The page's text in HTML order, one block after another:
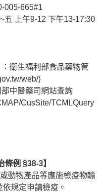
005-665#1
五 上午9-12 下午13-17:30
衛生福利部食品藥物管
web/)
中醫藥司網站查詢
CusSite/TCMLQuery
條例 §38-3】
動物產品等應施檢疫物輸
規定申請檢疫。